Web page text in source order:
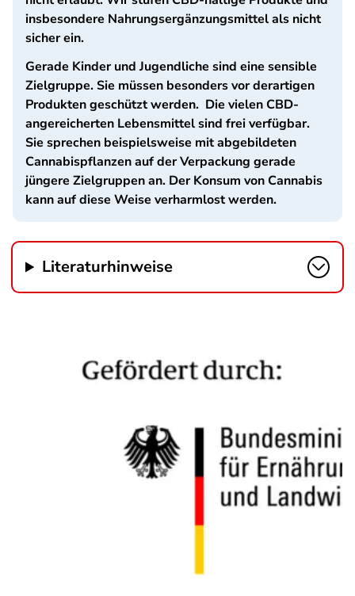
insbesondere Nahrungsergänzungsmittel als nicht
sicher ein.
Gerade Kinder und Jugendliche sind eine sensible
Zielgruppe. Sie müssen besonders vor derartigen
Produkten geschützt werden. Die vielen CBD-
angereicherten Lebensmittel sind frei verfügbar.
Sie sprechen beispielsweise mit abgebildeten
Cannabispflanzen auf der Verpackung gerade
jüngere Zielgruppen an. Der Konsum von Cannabis
kann auf diese Weise verharmlost werden.
Literaturhinweise